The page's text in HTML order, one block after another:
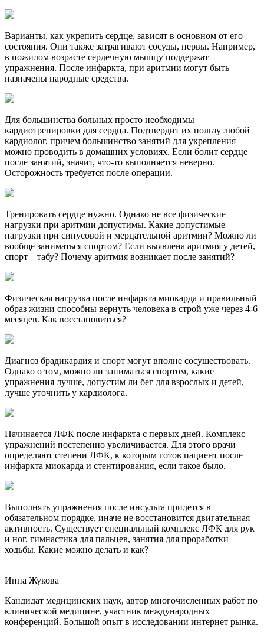
Варианты, как укрепить сердце, зависят в основном от его
состояния. Они также затрагивают сосуды, нервы. Например,
в пожилом возрасте сердечную мышцу поддержат
упражнения. После инфаркта, при аритмии могут быть
назначены народные средства.
Для большинства больных просто необходимы
кардиотренировки для сердца. Подтвердит их пользу любой
кардиолог, причем большинство занятий для укрепления
можно проводить в домашних условиях. Если болит сердце
после занятий, значит, что-то выполняется неверно.
Осторожность требуется после операции.
Тренировать сердце нужно. Однако не все физические
нагрузки при аритмии допустимы. Какие допустимые
нагрузки при синусовой и мерцательной аритмии? Можно ли
вообще заниматься спортом? Если выявлена аритмия у детей,
спорт – табу? Почему аритмия возникает после занятий?
Физическая нагрузка после инфаркта миокарда и правильный
образ жизни способны вернуть человека в строй уже через 4-6
месяцев. Как восстановиться?
Диагноз брадикардия и спорт могут вполне сосуществовать.
Однако о том, можно ли заниматься спортом, какие
упражнения лучше, допустим ли бег для взрослых и детей,
лучше уточнить у кардиолога.
Начинается ЛФК после инфаркта с первых дней. Комплекс
упражнений постепенно увеличивается. Для этого врачи
определяют степени ЛФК, к которым готов пациент после
инфаркта миокарда и стентирования, если такое было.
Выполнять упражнения после инсульта придется в
обязательном порядке, иначе не восстановится двигательная
активность. Существует специальный комплекс ЛФК для рук
и ног, гимнастика для пальцев, занятия для проработки
ходьбы. Какие можно делать и как?
Инна Жукова
Кандидат медицинских наук, автор многочисленных работ по
клинической медицине, участник международных
конференций. Большой опыт в исследовании интернет рынка.